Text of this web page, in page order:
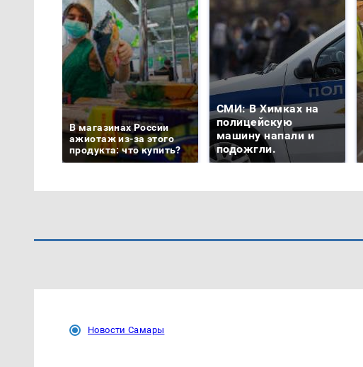
В магазинах России
ажиотаж из-за этого
продукта: что купить?
СМИ: В Химках на
полицейскую
машину напали и
подожгли.
Новости Самары